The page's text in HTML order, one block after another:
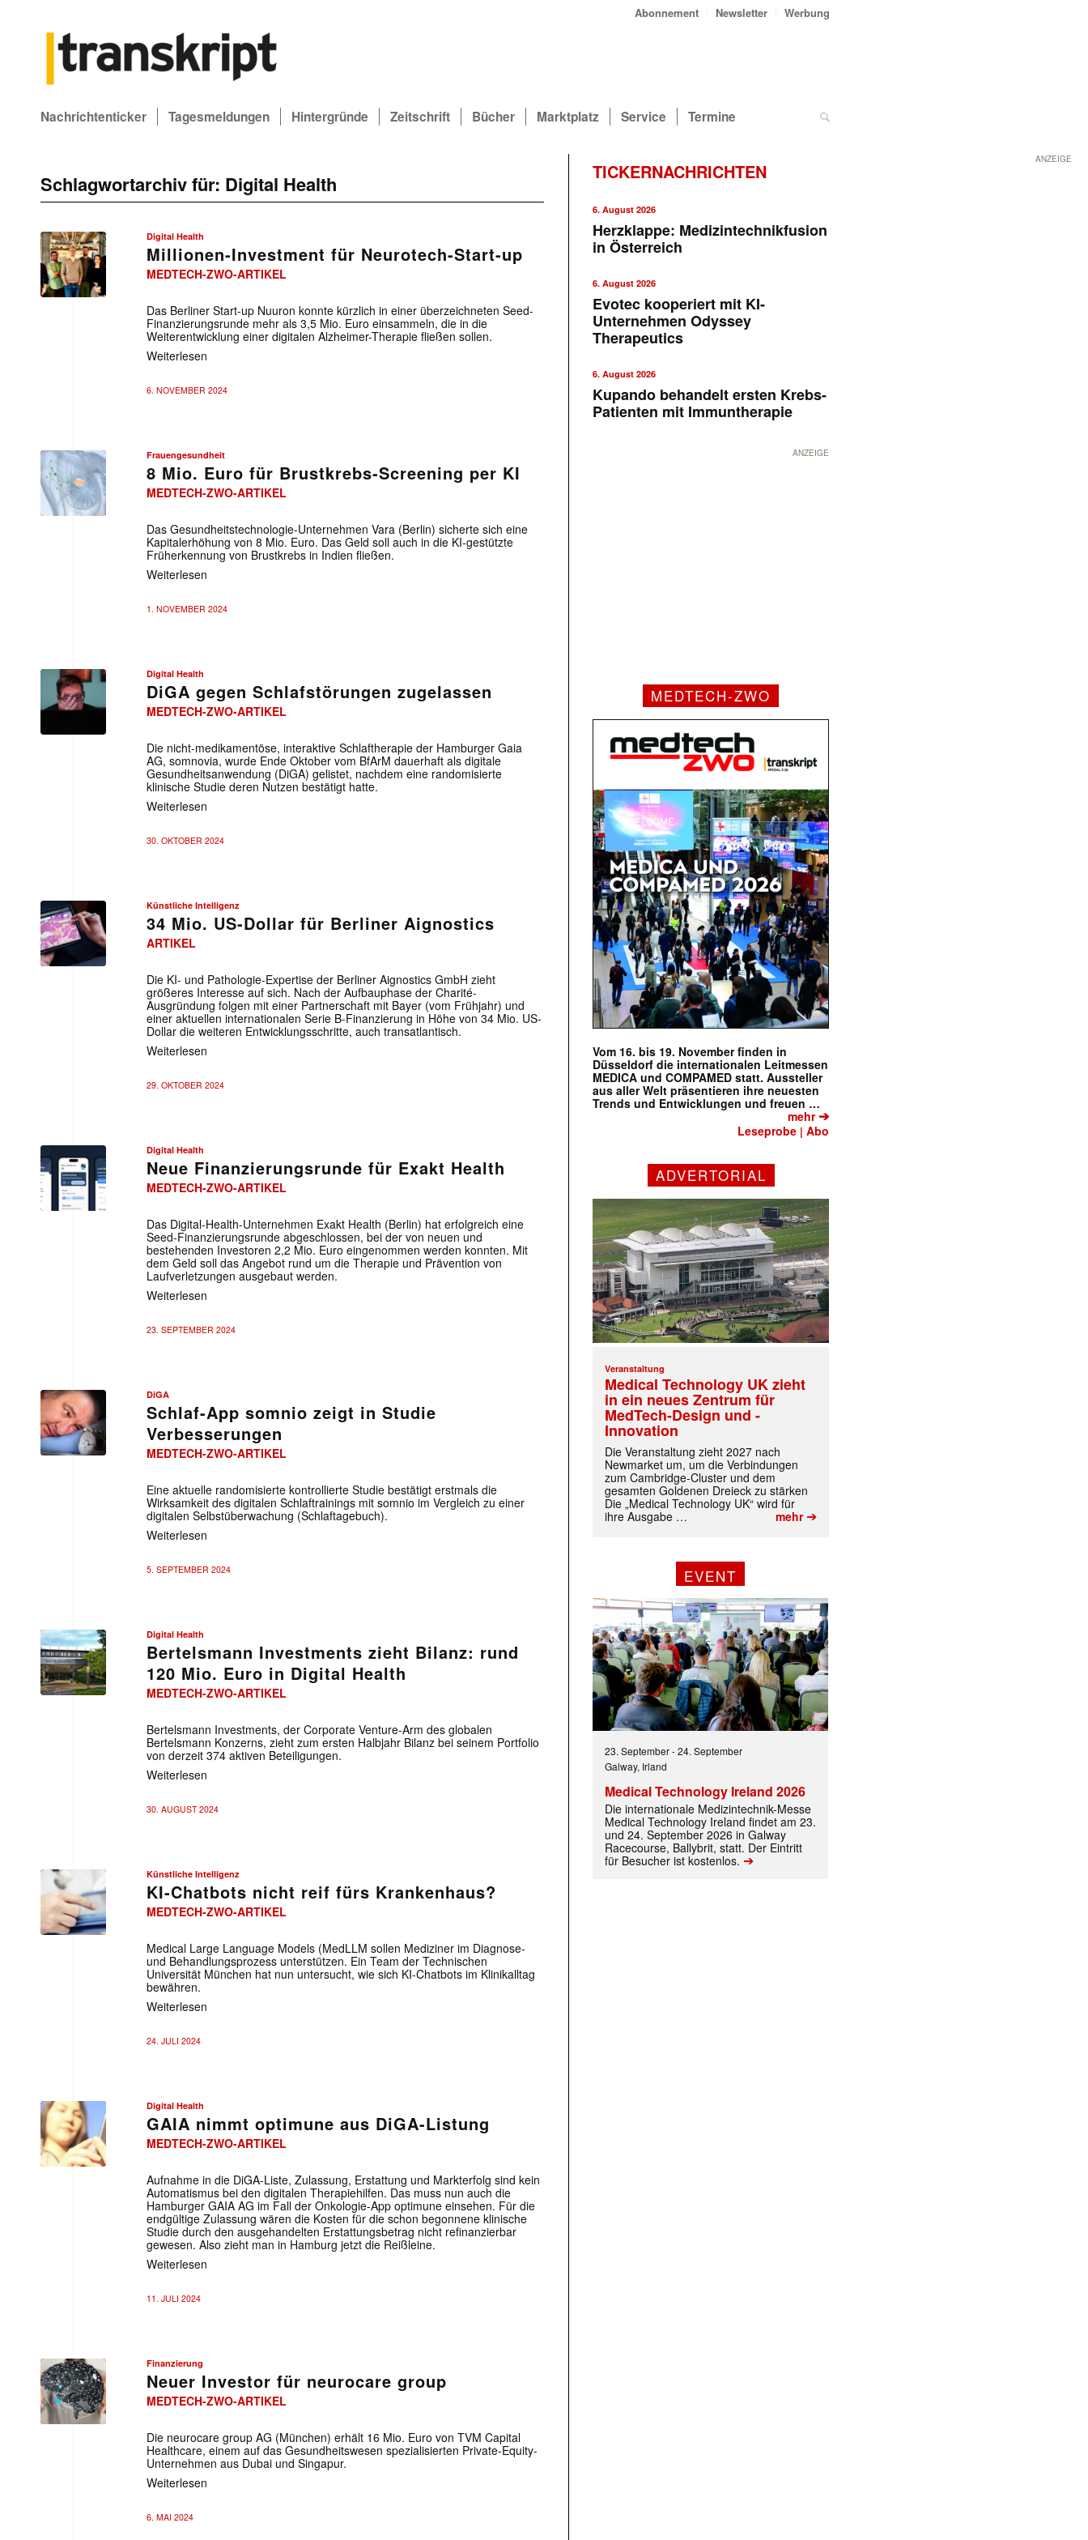
ANZEIGE
E-
Mail
Abonnement Newsletter Werbung
Nachrichtenticker Tagesmeldungen Hintergründe Zeitschrift Bücher Marktplatz Service Termine
Schlagwortarchiv für: Digital Health
Digital Health
Millionen-Investment für Neurotech-Start-up
MEDTECH-ZWO-ARTIKEL
Das Berliner Start-up Nuuron konnte kürzlich in einer überzeichneten Seed-
Finanzierungsrunde mehr als 3,5 Mio. Euro einsammeln, die in die
Weiterentwicklung einer digitalen Alzheimer-Therapie fließen sollen.
Weiterlesen
6. NOVEMBER 2024
Frauengesundheit
8 Mio. Euro für Brustkrebs-Screening per KI
MEDTECH-ZWO-ARTIKEL
Das Gesundheitstechnologie-Unternehmen Vara (Berlin) sicherte sich eine
Kapitalerhöhung von 8 Mio. Euro. Das Geld soll auch in die KI-gestützte
Früherkennung von Brustkrebs in Indien fließen.
Weiterlesen
1. NOVEMBER 2024
Digital Health
DiGA gegen Schlafstörungen zugelassen
MEDTECH-ZWO-ARTIKEL
Die nicht-medikamentöse, interaktive Schlaftherapie der Hamburger Gaia
AG, somnovia, wurde Ende Oktober vom BfArM dauerhaft als digitale
Gesundheitsanwendung (DiGA) gelistet, nachdem eine randomisierte
klinische Studie deren Nutzen bestätigt hatte.
Weiterlesen
30. OKTOBER 2024
Künstliche Intelligenz
34 Mio. US-Dollar für Berliner Aignostics
ARTIKEL
Die KI- und Pathologie-Expertise der Berliner Aignostics GmbH zieht
größeres Interesse auf sich. Nach der Aufbauphase der Charité-
Ausgründung folgen mit einer Partnerschaft mit Bayer (vom Frühjahr) und
einer aktuellen internationalen Serie B-Finanzierung in Höhe von 34 Mio. US-
Dollar die weiteren Entwicklungsschritte, auch transatlantisch.
Weiterlesen
29. OKTOBER 2024
Digital Health
Neue Finanzierungsrunde für Exakt Health
MEDTECH-ZWO-ARTIKEL
Das Digital-Health-Unternehmen Exakt Health (Berlin) hat erfolgreich eine
Seed-Finanzierungsrunde abgeschlossen, bei der von neuen und
bestehenden Investoren 2,2 Mio. Euro eingenommen werden konnten. Mit
dem Geld soll das Angebot rund um die Therapie und Prävention von
Laufverletzungen ausgebaut werden.
Weiterlesen
23. SEPTEMBER 2024
DiGA
Schlaf-App somnio zeigt in Studie
Verbesserungen
MEDTECH-ZWO-ARTIKEL
Eine aktuelle randomisierte kontrollierte Studie bestätigt erstmals die
Wirksamkeit des digitalen Schlaftrainings mit somnio im Vergleich zu einer
digitalen Selbstüberwachung (Schlaftagebuch).
Weiterlesen
5. SEPTEMBER 2024
Digital Health
Bertelsmann Investments zieht Bilanz: rund
120 Mio. Euro in Digital Health
MEDTECH-ZWO-ARTIKEL
Bertelsmann Investments, der Corporate Venture-Arm des globalen
Bertelsmann Konzerns, zieht zum ersten Halbjahr Bilanz bei seinem Portfolio
von derzeit 374 aktiven Beteiligungen.
Weiterlesen
30. AUGUST 2024
Künstliche Intelligenz
KI-Chatbots nicht reif fürs Krankenhaus?
MEDTECH-ZWO-ARTIKEL
Medical Large Language Models (MedLLM sollen Mediziner im Diagnose-
und Behandlungsprozess unterstützen. Ein Team der Technischen
Universität München hat nun untersucht, wie sich KI-Chatbots im Klinikalltag
bewähren.
Weiterlesen
24. JULI 2024
Digital Health
GAIA nimmt optimune aus DiGA-Listung
MEDTECH-ZWO-ARTIKEL
Aufnahme in die DiGA-Liste, Zulassung, Erstattung und Markterfolg sind kein
Automatismus bei den digitalen Therapiehilfen. Das muss nun auch die
Hamburger GAIA AG im Fall der Onkologie-App optimune einsehen. Für die
endgültige Zulassung wären die Kosten für die schon begonnene klinische
Studie durch den ausgehandelten Erstattungsbetrag nicht refinanzierbar
gewesen. Also zieht man in Hamburg jetzt die Reißleine.
Weiterlesen
11. JULI 2024
Finanzierung
Neuer Investor für neurocare group
MEDTECH-ZWO-ARTIKEL
Die neurocare group AG (München) erhält 16 Mio. Euro von TVM Capital
Healthcare, einem auf das Gesundheitswesen spezialisierten Private-Equity-
Unternehmen aus Dubai und Singapur.
Weiterlesen
6. MAI 2024
TICKERNACHRICHTEN
6. August 2026
Herzklappe: Medizintechnikfusion
in Österreich
6. August 2026
Evotec kooperiert mit KI-
Unternehmen Odyssey
Therapeutics
6. August 2026
Kupando behandelt ersten Krebs-
Patienten mit Immuntherapie
ANZEIGE
MEDTECH-ZWO
Vom 16. bis 19. November finden in
Düsseldorf die internationalen Leitmessen
MEDICA und COMPAMED statt. Aussteller
aus aller Welt präsentieren ihre neuesten
Trends und Entwicklungen und freuen …
mehr➔
Leseprobe |Abo
ADVERTORIAL
Veranstaltung
Medical Technology UK zieht
in ein neues Zentrum für
MedTech-Design und -
Innovation
Die Veranstaltung zieht 2027 nach
Newmarket um, um die Verbindungen
zum Cambridge-Cluster und dem
gesamten Goldenen Dreieck zu stärken
Die „Medical Technology UK“ wird für
ihre Ausgabe …
mehr➔
EVENT
23. September-24. September
Galway, Irland
Medical Technology Ireland 2026
Die internationale Medizintechnik-Messe
Medical Technology Ireland findet am 23.
und 24. September 2026 in Galway
Racecourse, Ballybrit, statt. Der Eintritt
für Besucher ist kostenlos. ➔